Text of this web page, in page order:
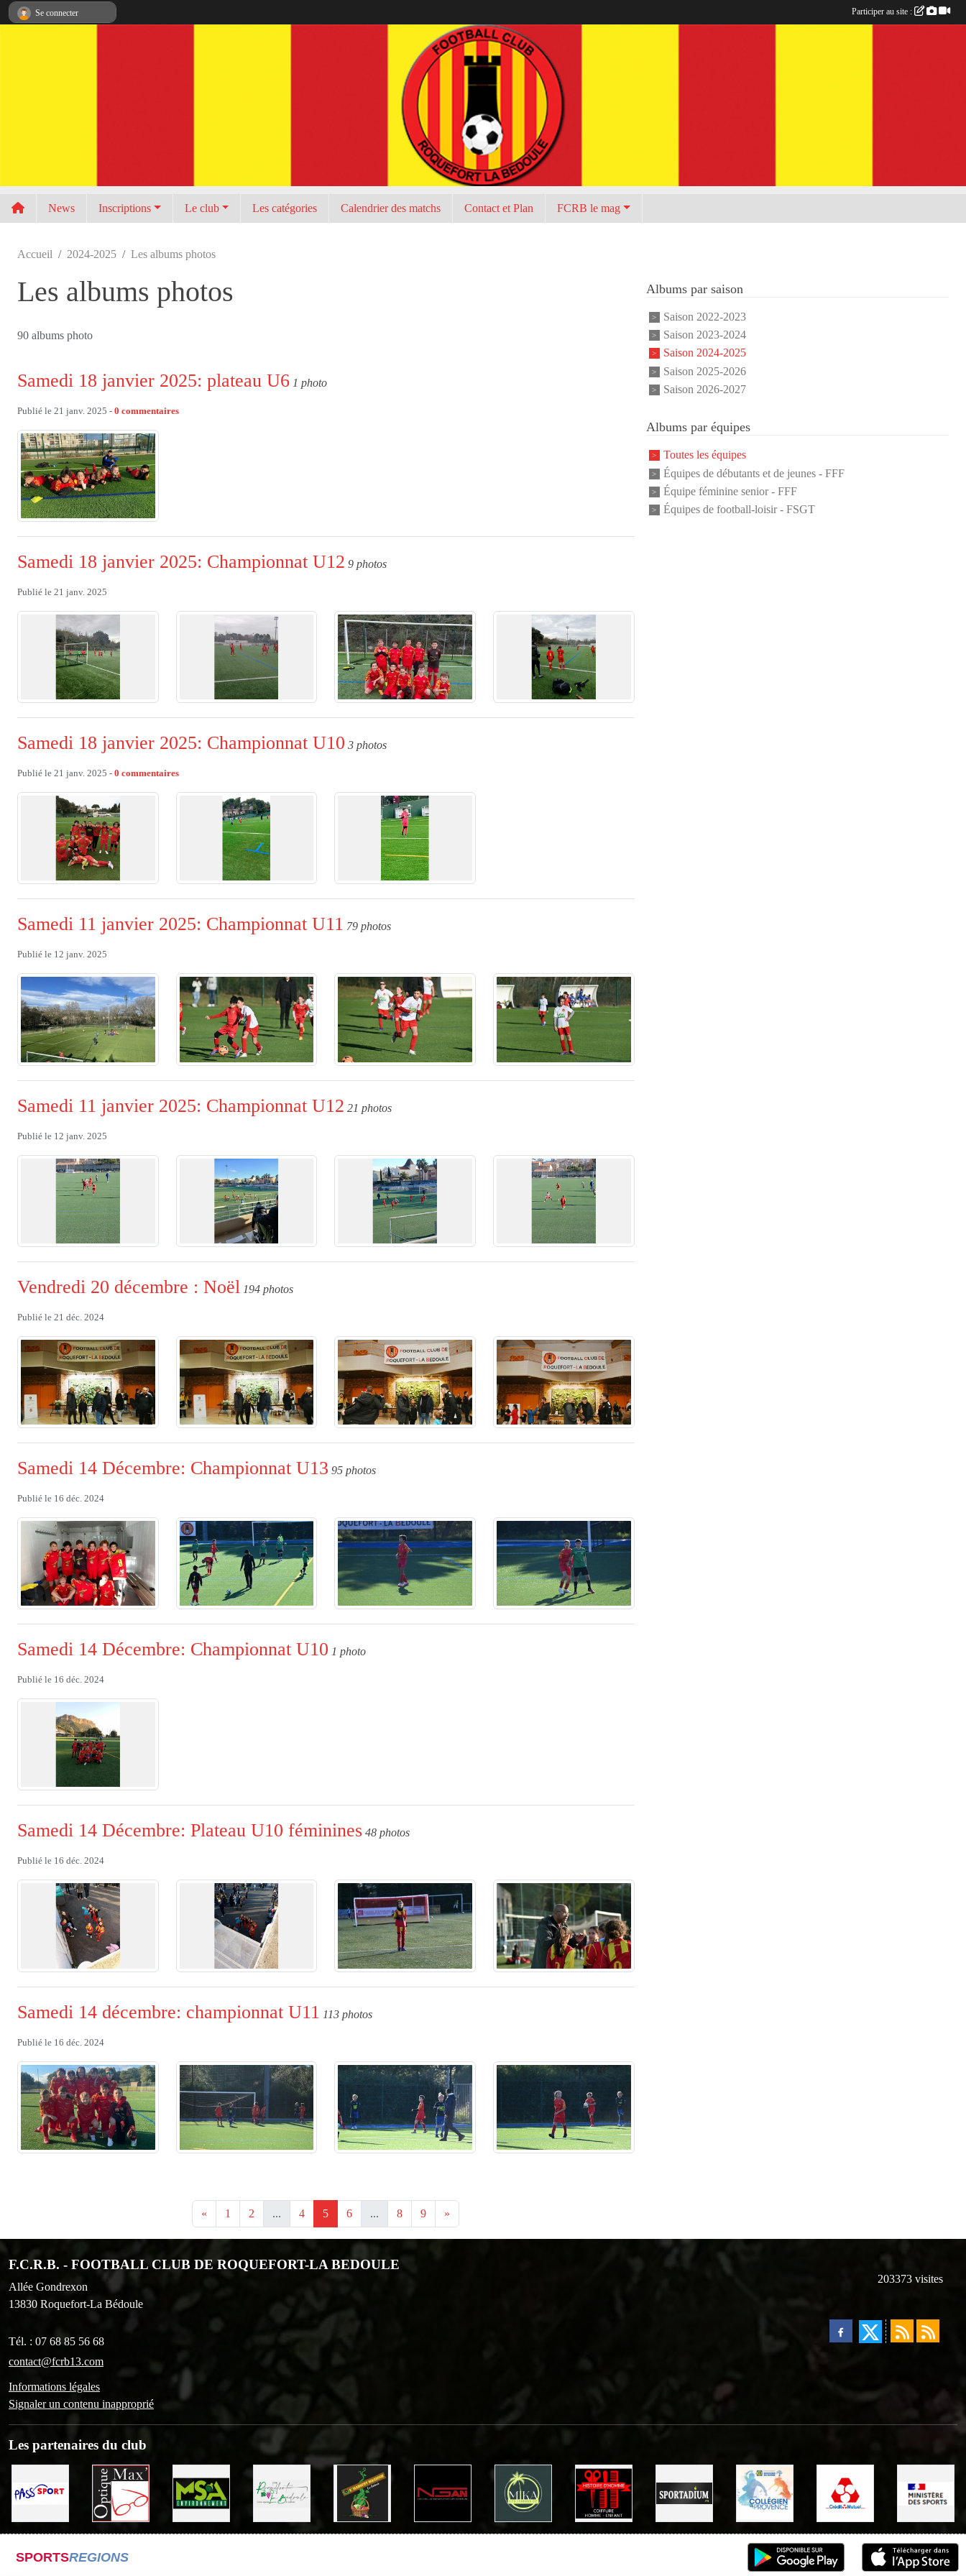
News Inscriptions Le club Les catégories Calendrier des matchs Contact et Plan FCRB le mag
Accueil 2024-2025 Les albums photos
Les albums photos
90 albums photo
Samedi 18 janvier 2025: plateau U6 1 photo
Publié le 21 janv. 2025 - 0 commentaires
Samedi 18 janvier 2025: Championnat U12 9 photos
Publié le 21 janv. 2025
Samedi 18 janvier 2025: Championnat U10 3 photos
Publié le 21 janv. 2025 - 0 commentaires
Samedi 11 janvier 2025: Championnat U11 79 photos
Publié le 12 janv. 2025
Samedi 11 janvier 2025: Championnat U12 21 photos
Publié le 12 janv. 2025
Vendredi 20 décembre : Noël 194 photos
Publié le 21 déc. 2024
Samedi 14 Décembre: Championnat U13 95 photos
Publié le 16 déc. 2024
Samedi 14 Décembre: Championnat U10 1 photo
Publié le 16 déc. 2024
Samedi 14 Décembre: Plateau U10 féminines 48 photos
Publié le 16 déc. 2024
Samedi 14 décembre: championnat U11 113 photos
Publié le 16 déc. 2024
« 1 2 ... 4 5 6 ... 8 9 »
Albums par saison
Saison 2022-2023
Saison 2023-2024
Saison 2024-2025
Saison 2025-2026
Saison 2026-2027
Albums par équipes
Toutes les équipes
Équipes de débutants et de jeunes - FFF
Équipe féminine senior - FFF
Équipes de football-loisir - FSGT
F.C.R.B. - FOOTBALL CLUB DE ROQUEFORT-LA BEDOULE
Allée Gondrexon
13830 Roquefort-La Bédoule
Tél. : 07 68 85 56 68
contact@fcrb13.com
Informations légales
Signaler un contenu inapproprié
203373 visites
Les partenaires du club
SPORTSREGIONS
Se connecter Participer au site :
Panneau de gestion des cookies